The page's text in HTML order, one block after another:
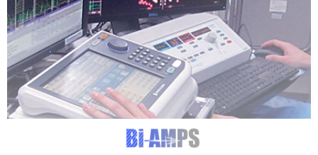
大分大学 2023.08.03
2023/9/7 令和５年度医療機器開発ビジネススクール開催
のお知らせ